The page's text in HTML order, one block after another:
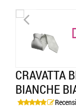
<
CRAVATTA
BIANCHE